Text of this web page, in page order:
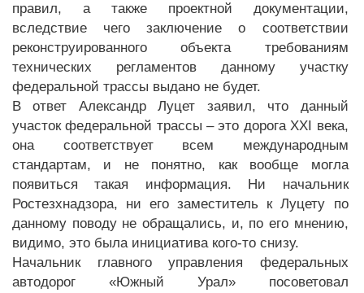
правил, а также проектной документации,
вследствие чего заключение о соответствии
реконструированного объекта требованиям
технических регламентов данному участку
федеральной трассы выдано не будет.
В ответ Александр Луцет заявил, что данный
участок федеральной трассы – это дорога XXI века,
она соответствует всем международным
стандартам, и не понятно, как вообще могла
появиться такая информация. Ни начальник
Ростезхнадзора, ни его заместитель к Луцету по
данному поводу не обращались, и, по его мнению,
видимо, это была инициатива кого-то снизу.
Начальник главного управления федеральных
автодорог «Южный Урал» посоветовал